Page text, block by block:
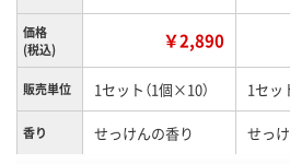
価格
(税込)
￥2,890
販売単位 1セット（1個×10） 1セッ
香り せっけんの香り せっ